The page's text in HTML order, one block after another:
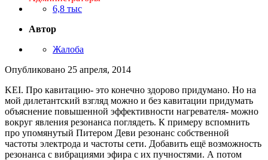
6,8 тыс
Автор
Жалоба
Опубликовано 25 апреля, 2014
KEI. Про кавитацию- это конечно здорово придумано. Но на
мой дилетантский взгляд можно и без кавитации придумать
объяснение повышенной эффективности нагревателя- можно
вокруг явления резонанса поглядеть. К примеру вспомнить
про упомянутый Питером Деви резонанс собственной
частоты электрода и частоты сети. Добавить ещё возможность
резонанса с вибрациями эфира с их пучностями. А потом